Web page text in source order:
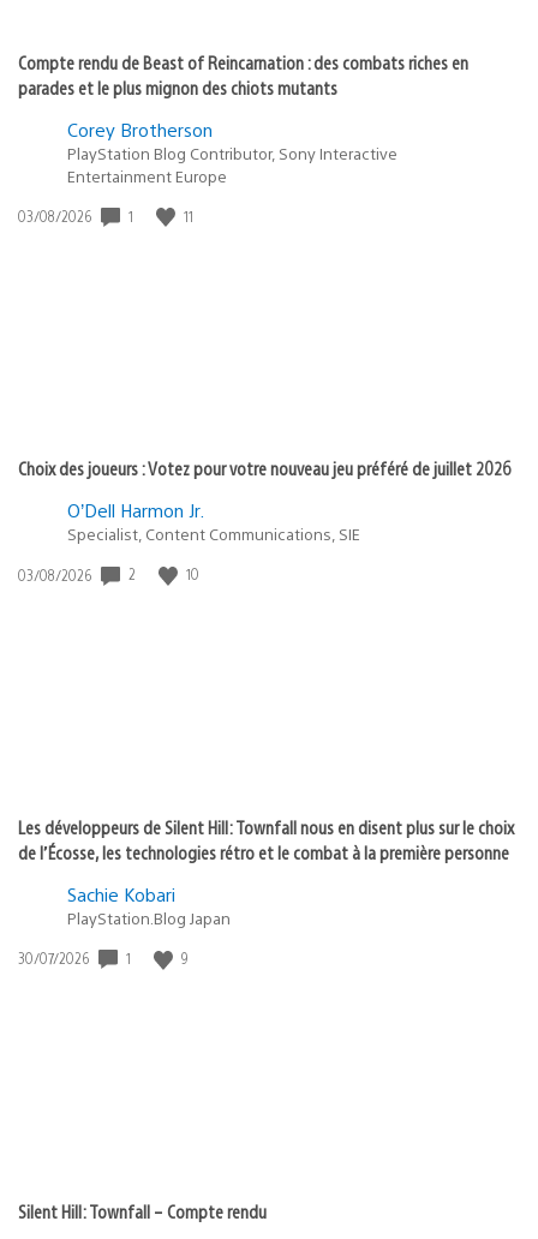
Compte rendu de Beast of Reincarnation : des combats riches en
parades et le plus mignon des chiots mutants
Corey Brotherson
PlayStation Blog Contributor, Sony Interactive
Entertainment Europe
Date
03/08/2026 1 11
Choix des joueurs : Votez pour votre nouveau jeu préféré de juillet 2026
O’Dell Harmon Jr.
Specialist, Content Communications, SIE
Date
03/08/2026 2 10
Les développeurs de Silent Hill: Townfall nous en disent plus sur le choix
de l’Écosse, les technologies rétro et le combat à la première personne
Sachie Kobari
PlayStation.Blog Japan
Date
30/07/2026 1 9
Silent Hill: Townfall – Compte rendu